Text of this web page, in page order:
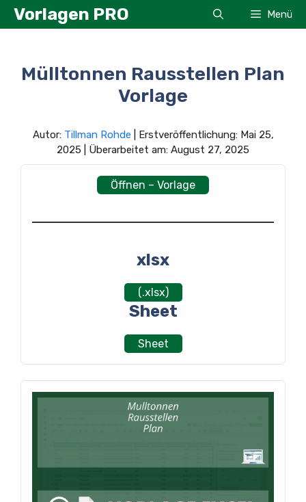
Zum
InhaltVorlagen PRO Menü
Mülltonnen Rausstellen Plan
Vorlage
Autor: Tillman Rohde | Erstveröffentlichung: Mai 25,
2025 | Überarbeitet am: August 27, 2025
Öffnen – Vorlage
xlsx
(.xlsx)
Sheet
Sheet